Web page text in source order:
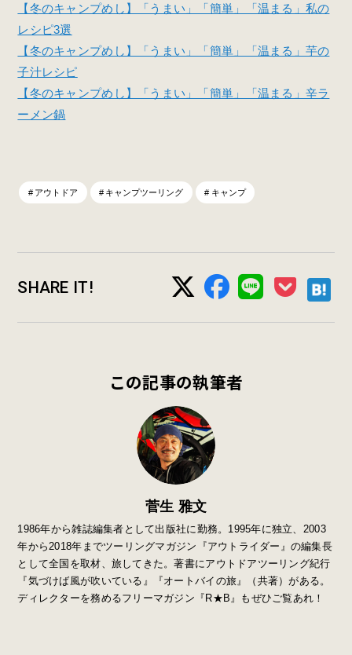
【冬のキャンプめし】「うまい」「簡単」「温まる」私の
レシピ3選
【冬のキャンプめし】「うまい」「簡単」「温まる」芋の
子汁レシピ
【冬のキャンプめし】「うまい」「簡単」「温まる」辛ラ
ーメン鍋
アウトドア キャンプツーリング キャンプ
SHARE IT!
この記事の執筆者
菅生 雅文
1986年から雑誌編集者として出版社に勤務。1995年に独立、2003
年から2018年までツーリングマガジン『アウトライダー』の編集長
として全国を取材、旅してきた。著書にアウトドアツーリング紀行
『気づけば風が吹いている』『オートバイの旅』（共著）がある。
ディレクターを務めるフリーマガジン『R★B』もぜひご覧あれ！